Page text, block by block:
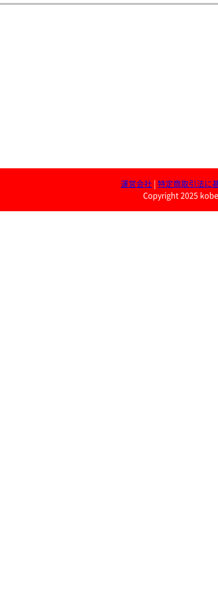
運営会社
特定商取引法に
Copyright 2025